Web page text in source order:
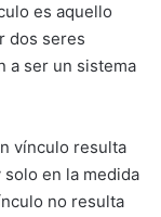
es aquello
dos seres
a ser un sistema
vínculo resulta
en la medida
no resulta